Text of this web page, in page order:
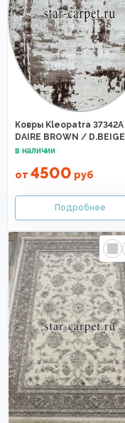
Ковры Kleopatra 37342A
DAIRE BROWN / D.BEIGE
от 4500 руб